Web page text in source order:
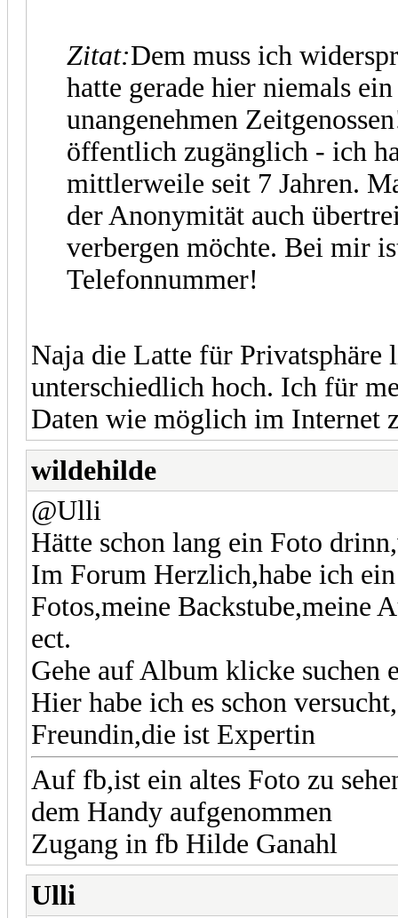
Zitat:Dem muss ich
hatte gerade hier niemals
unangenehmen
öffentlich zugänglich - ich
mittlerweile seit 7 Jahren.
der Anonymität auch
verbergen möchte. Bei mir
Telefonnummer!
Naja die Latte für
unterschiedlich hoch. Ich für
Daten wie möglich im Internet
wildehilde
@Ulli
Hätte schon lang ein Foto
Im Forum Herzlich,habe ich
Fotos,meine Backstube,meine
ect.
Gehe auf Album klicke suchen
Hier habe ich es schon
Freundin,die ist Expertin
Auf fb,ist ein altes Foto zu
dem Handy aufgenommen
Zugang in fb Hilde Ganahl
Ulli